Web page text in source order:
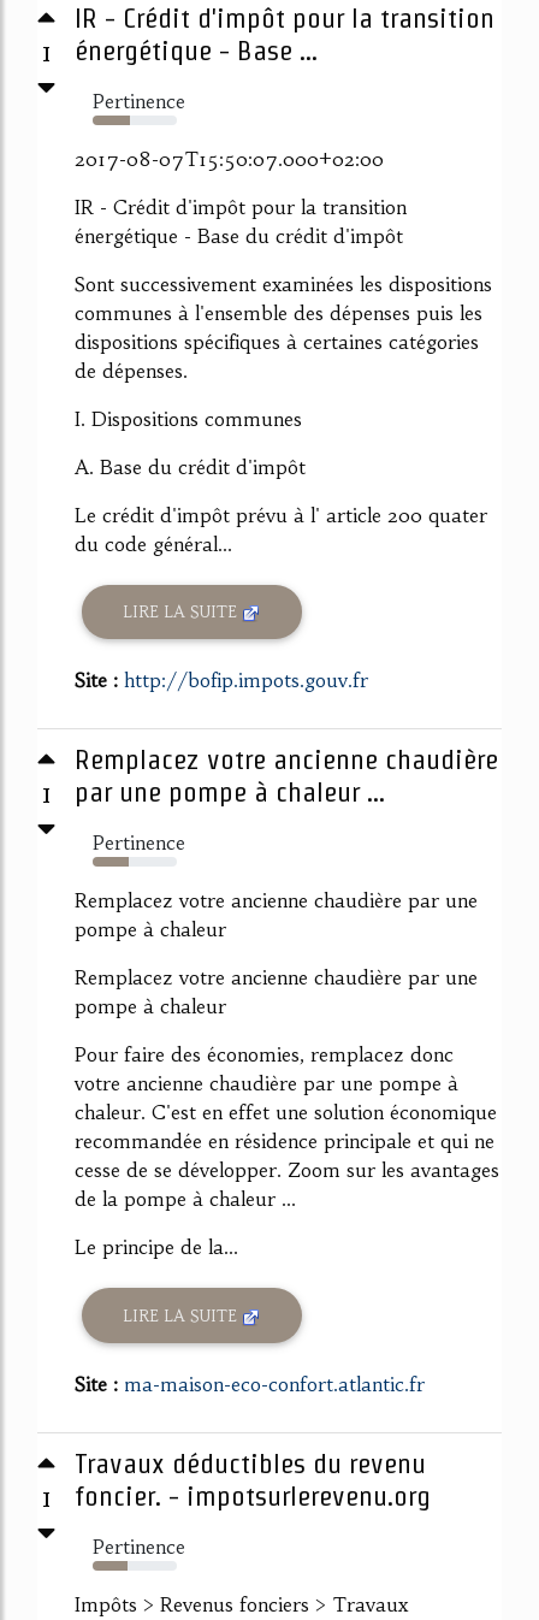
1
IR - Crédit d'impôt pour la transition
énergétique - Base ...
Pertinence
44%
2017-08-07T15:50:07.000+02:00
IR - Crédit d'impôt pour la transition
énergétique - Base du crédit d'impôt
Sont successivement examinées les dispositions
communes à l'ensemble des dépenses puis les
dispositions spécifiques à certaines catégories
de dépenses.
I. Dispositions communes
A. Base du crédit d'impôt
Le crédit d'impôt prévu à l' article 200 quater
du code général...
LIRE LA SUITE
Site : http://bofip.impots.gouv.fr
1
Remplacez votre ancienne chaudière
par une pompe à chaleur ...
Pertinence
43%
Remplacez votre ancienne chaudière par une
pompe à chaleur
Remplacez votre ancienne chaudière par une
pompe à chaleur
Pour faire des économies, remplacez donc
votre ancienne chaudière par une pompe à
chaleur. C'est en effet une solution économique
recommandée en résidence principale et qui ne
cesse de se développer. Zoom sur les avantages
de la pompe à chaleur ...
Le principe de la...
LIRE LA SUITE
Site : ma-maison-eco-confort.atlantic.fr
1
Travaux déductibles du revenu
foncier. - impotsurlerevenu.org
Pertinence
42%
Impôts > Revenus fonciers > Travaux